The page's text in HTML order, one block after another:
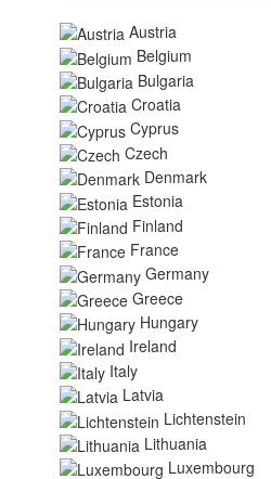
Austria
Belgium
Bulgaria
Croatia
Cyprus
Czech
Denmark
Estonia
Finland
France
Germany
Greece
Hungary
Ireland
Italy
Latvia
Lichtenstein
Lithuania
Luxembourg